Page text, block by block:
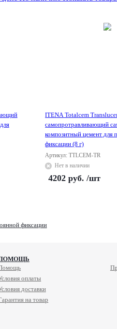
ITENA Totalcem
самопротравливающий
композитный цемент для
фиксации (8 г)
Артикул: TTLCEM-TR
Нет в наличии
4202 руб. /шт
фиксации
оплаты
доставки
на товар